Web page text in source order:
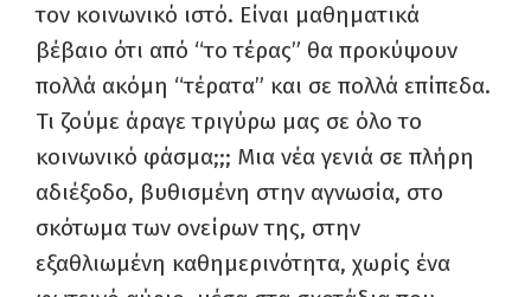
τον κοινωνικό ιστό. Είναι μαθηματικά
βέβαιο ότι από “το τέρας” θα προκύψουν
πολλά ακόμη “τέρατα” και σε πολλά επίπεδα.
Τι ζούμε άραγε τριγύρω μας σε όλο το
κοινωνικό φάσμα;;; Μια νέα γενιά σε πλήρη
αδιέξοδο, βυθισμένη στην αγνωσία, στο
σκότωμα των ονείρων της, στην
εξαθλιωμένη καθημερινότητα, χωρίς ένα